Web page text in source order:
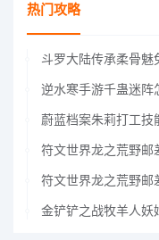
热门攻略